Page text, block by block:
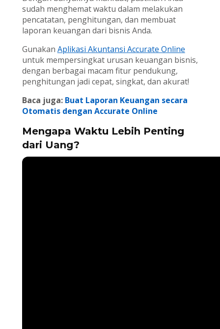
sudah menghemat waktu dalam melakukan
pencatatan, penghitungan, dan membuat
laporan keuangan dari bisnis Anda.
Gunakan Aplikasi Akuntansi Accurate Online
untuk mempersingkat urusan keuangan bisnis,
dengan berbagai macam fitur pendukung,
penghitungan jadi cepat, singkat, dan akurat!
Baca juga: Buat Laporan Keuangan secara
Otomatis dengan Accurate Online
Mengapa Waktu Lebih Penting
dari Uang?